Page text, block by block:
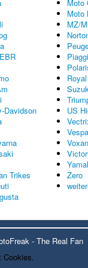
Davidson
Trikes
Moto
Moto
MZ/
US
Vespa
Voxan
Zero
- The Real Fan
Cookies.